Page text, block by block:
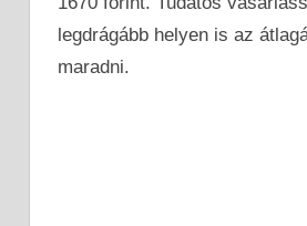
legdrágább helyen is az
maradni.